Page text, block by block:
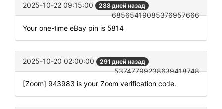
2025-10-22 09:15:00 288 дней назад
68565419085376957666
Your one-time eBay pin is 5814
2025-10-20 02:00:00 291 дней назад
53747799238639418748
[Zoom] 943983 is your Zoom verification code.